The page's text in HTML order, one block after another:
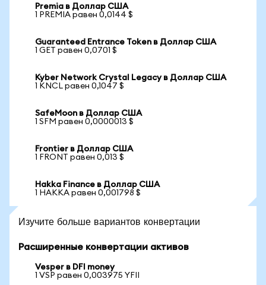
Premia в Доллар США
1 PREMIA равен 0,0144 $
Guaranteed Entrance Token в Доллар США
1 GET равен 0,0701 $
Kyber Network Crystal Legacy в Доллар США
1 KNCL равен 0,1047 $
SafeMoon в Доллар США
1 SFM равен 0,0000013 $
Frontier в Доллар США
1 FRONT равен 0,013 $
Hakka Finance в Доллар США
1 HAKKA равен 0,001798 $
Изучите больше вариантов конвертации
Расширенные конвертации активов
Vesper в DFI money
1 VSP равен 0,003975 YFII